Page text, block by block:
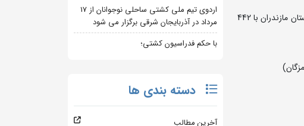
به گزارش روابط عمومی فدراسیون کشتی، در پایان مسابقات پنج گروه این رقابت ها و پس از جمع بندی امتیازات تیمی پنج گروه، استان مازندران با 442
اردوی تیم ملی کشتی ساحلی نوجوانان از 17
مرداد در آذربایجان شرقی برگزار می شود
با حکم فدراسیون کشتی؛
دسته بندی ها
آخرین مطالب